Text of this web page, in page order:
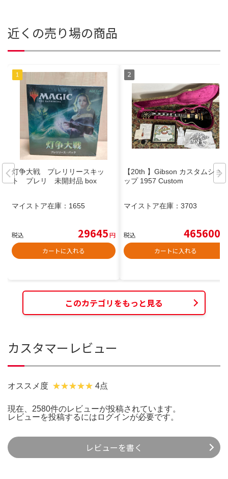
近くの売り場の商品
灯争大戦 プレリリースキッ
ト プレリ 未開封品 box
マイストア在庫： 1655
税込 29645円
カートに入れる
【20th 】Gibson カスタムショ
ップ 1957 Custom
マイストア在庫： 3703
税込 465600
カートに入れる
このカテゴリをもっと見る
カスタマーレビュー
オススメ度 4点
現在、2580件のレビューが投稿されています。
レビューを投稿するには ログインが必要です。
レビューを書く